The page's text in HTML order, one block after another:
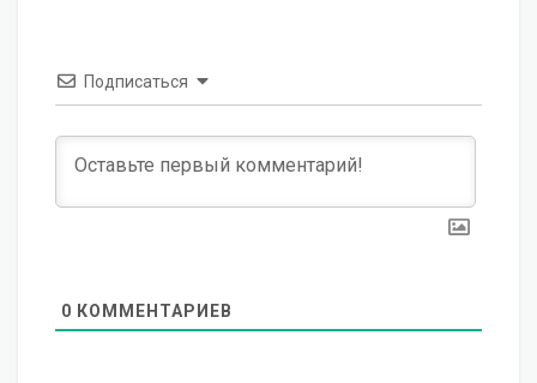
Подписаться
0 КОММЕНТАРИЕВ